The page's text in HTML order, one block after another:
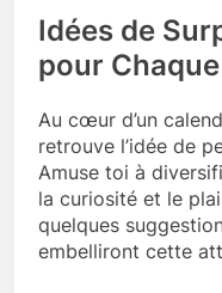
Idées de
pour
Au cœur d’un
retrouve l’idée de
Amuse toi à
la curiosité et le
quelques
embelliront cette